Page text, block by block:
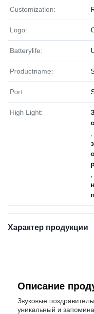
Customization:
Logo:
Batterylife:
Productname:
Port:
High Light:
Характер продукции
Описание
Звуковые
уникальный и